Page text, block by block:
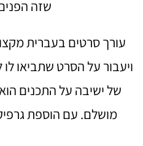
שזה
עורך סרטים בעברית
ויעבור על הסרט שתביאו
של ישיבה על התכנים
מושלם. עם הוספת